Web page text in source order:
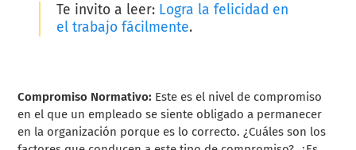
Te invito a leer: Logra la felicidad en
el trabajo fácilmente.
Compromiso Normativo: Este es el nivel de compromiso
en el que un empleado se siente obligado a permanecer
en la organización porque es lo correcto. ¿Cuáles son los